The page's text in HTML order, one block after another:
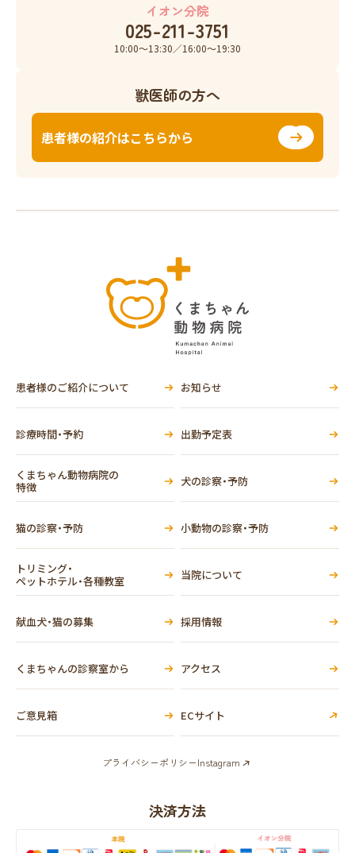
イオン分院
025-211-3751
10:00〜13:30／16:00〜19:30
獣医師の方へ
患者様の紹介はこちらから
患者様のご紹介について お知らせ
診療時間・予約 出勤予定表
くまちゃん動物病院の
特徴
犬の診察・予防
猫の診察・予防 小動物の診察・予防
トリミング・
ペットホテル・各種教室
当院について
献血犬・猫の募集 採用情報
くまちゃんの診察室から アクセス
ご意見箱 ECサイト
プライバシーポリシーInstagram
決済方法